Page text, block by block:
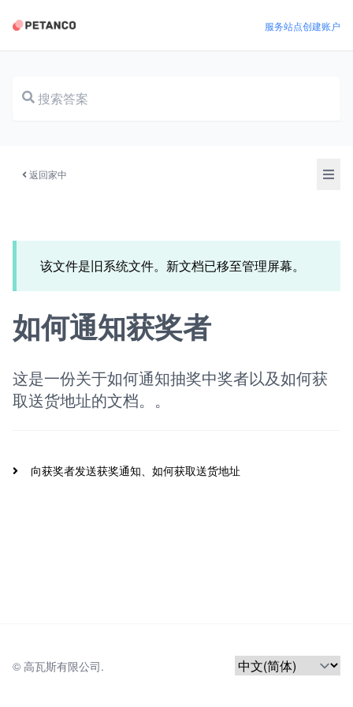
文档 服务站点创建账户
返回家中
该文件是旧系统文件。新文档已移至管理屏幕。
如何通知获奖者
这是一份关于如何通知抽奖中奖者以及如何获
取送货地址的文档。。
向获奖者发送获奖通知、如何获取送货地址
© 高瓦斯有限公司.